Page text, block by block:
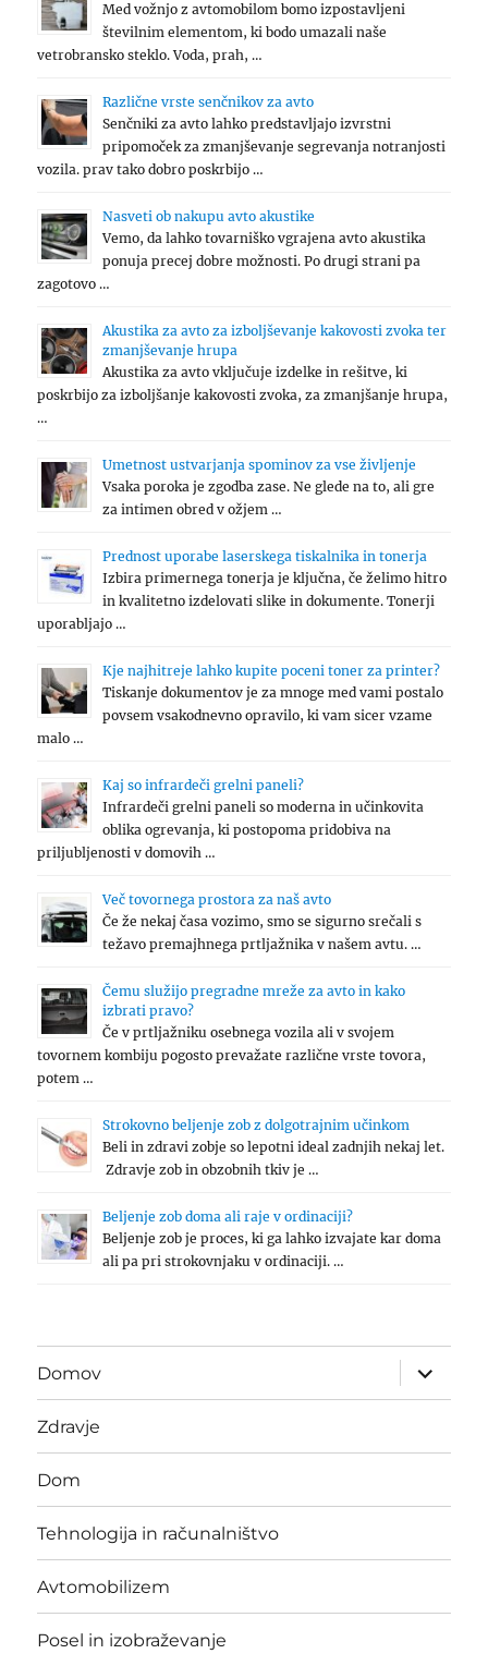
Med vožnjo z avtomobilom bomo izpostavljeni
številnim elementom, ki bodo umazali naše
vetrobransko steklo. Voda, prah, …
Različne vrste senčnikov za avto
Senčniki za avto lahko predstavljajo izvrstni
pripomoček za zmanjševanje segrevanja notranjosti
vozila. prav tako dobro poskrbijo …
Nasveti ob nakupu avto akustike
Vemo, da lahko tovarniško vgrajena avto akustika
ponuja precej dobre možnosti. Po drugi strani pa
zagotovo …
Akustika za avto za izboljševanje kakovosti zvoka ter
zmanjševanje hrupa
Akustika za avto vključuje izdelke in rešitve, ki
poskrbijo za izboljšanje kakovosti zvoka, za zmanjšanje hrupa,
…
Umetnost ustvarjanja spominov za vse življenje
Vsaka poroka je zgodba zase. Ne glede na to, ali gre
za intimen obred v ožjem …
Prednost uporabe laserskega tiskalnika in tonerja
Izbira primernega tonerja je ključna, če želimo hitro
in kvalitetno izdelovati slike in dokumente. Tonerji
uporabljajo …
Kje najhitreje lahko kupite poceni toner za printer?
Tiskanje dokumentov je za mnoge med vami postalo
povsem vsakodnevno opravilo, ki vam sicer vzame
malo …
Kaj so infrardeči grelni paneli?
Infrardeči grelni paneli so moderna in učinkovita
oblika ogrevanja, ki postopoma pridobiva na
priljubljenosti v domovih …
Več tovornega prostora za naš avto
Če že nekaj časa vozimo, smo se sigurno srečali s
težavo premajhnega prtljažnika v našem avtu. …
Čemu služijo pregradne mreže za avto in kako
izbrati pravo?
Če v prtljažniku osebnega vozila ali v svojem
tovornem kombiju pogosto prevažate različne vrste tovora,
potem …
Strokovno beljenje zob z dolgotrajnim učinkom
Beli in zdravi zobje so lepotni ideal zadnjih nekaj let.
Zdravje zob in obzobnih tkiv je …
Beljenje zob doma ali raje v ordinaciji?
Beljenje zob je proces, ki ga lahko izvajate kar doma
ali pa pri strokovnjaku v ordinaciji. …
Domov
expand
child
menu
Zdravje
Dom
Tehnologija in računalništvo
Avtomobilizem
Posel in izobraževanje